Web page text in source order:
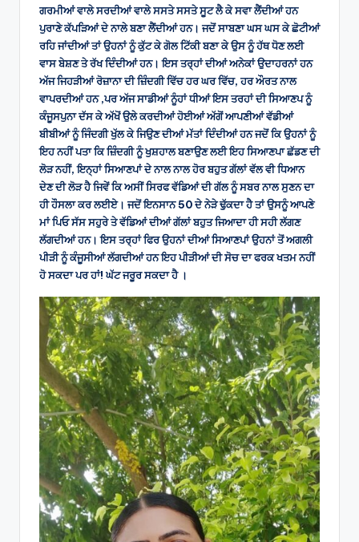
ਗਰਮੀਆਂ ਵਾਲੇ ਸਰਦੀਆਂ ਵਾਲੇ ਸਸਤੇ ਸਸਤੇ ਸੂਟ ਲੈ ਕੇ ਸਵਾ ਲੈਂਦੀਆਂ ਹਨ
ਪੁਰਾਣੇ ਕੱਪੜਿਆਂ ਦੇ ਨਾਲੇ ਬਣਾ ਲੈਂਦੀਆਂ ਹਨ। ਜਦੋਂ ਸਾਬਣਾ ਘਸ ਘਸ ਕੇ ਛੋਟੀਆਂ
ਰਹਿ ਜਾਂਦੀਆਂ ਤਾਂ ਉਹਨਾਂ ਨੂੰ ਕੁੱਟ ਕੇ ਗੋਲ ਟਿੱਕੀ ਬਣਾ ਕੇ ਉਸ ਨੂੰ ਹੱਥ ਧੋਣ ਲਈ
ਵਾਸ ਬੇਸ਼ਣ ਤੇ ਰੱਖ ਦਿੰਦੀਆਂ ਹਨ। ਇਸ ਤਰ੍ਹਾਂ ਦੀਆਂ ਅਨੇਕਾਂ ਉਦਾਹਰਨਾਂ ਹਨ
ਅੱਜ ਜਿਹੜੀਆਂ ਰੋਜ਼ਾਨਾ ਦੀ ਜ਼ਿੰਦਗੀ ਵਿੱਚ ਹਰ ਘਰ ਵਿੱਚ, ਹਰ ਔਰਤ ਨਾਲ
ਵਾਪਰਦੀਆਂ ਹਨ ,ਪਰ ਅੱਜ ਸਾਡੀਆਂ ਨੂੰਹਾਂ ਧੀਆਂ ਇਸ ਤਰਹਾਂ ਦੀ ਸਿਆਣਪ ਨੂੰ
ਕੰਜੂਸਪੁਨਾ ਦੱਸ ਕੇ ਅੱਖੋਂ ਉਲੇ ਕਰਦੀਆਂ ਹੋਈਆਂ ਅੱਗੋਂ ਆਪਣੀਆਂ ਵੱਡੀਆਂ
ਬੀਬੀਆਂ ਨੂੰ ਜਿੰਦਗੀ ਖੁੱਲ ਕੇ ਜਿਉਣ ਦੀਆਂ ਮੱਤਾਂ ਦਿੰਦੀਆਂ ਹਨ ਜਦੋਂ ਕਿ ਉਹਨਾਂ ਨੂੰ
ਇਹ ਨਹੀਂ ਪਤਾ ਕਿ ਜ਼ਿੰਦਗੀ ਨੂੰ ਖੁਸ਼ਹਾਲ ਬਣਾਉਣ ਲਈ ਇਹ ਸਿਆਣਪਾ ਛੱਡਣ ਦੀ
ਲੋੜ ਨਹੀਂ, ਇਨ੍ਹਾਂ ਸਿਆਣਪਾਂ ਦੇ ਨਾਲ ਨਾਲ ਹੋਰ ਬਹੁਤ ਗੱਲਾਂ ਵੱਲ ਵੀ ਧਿਆਨ
ਦੇਣ ਦੀ ਲੋੜ ਹੈ ਜਿਵੇਂ ਕਿ ਅਸੀਂ ਸਿਰਫ ਵੱਡਿਆਂ ਦੀ ਗੱਲ ਨੂੰ ਸਬਰ ਨਾਲ ਸੁਣਨ ਦਾ
ਹੀ ਹੌਸਲਾ ਕਰ ਲਈਏ। ਜਦੋਂ ਇਨਸਾਨ 50 ਦੇ ਨੇੜੇ ਢੁੱਕਦਾ ਹੈ ਤਾਂ ਉਸਨੂੰ ਆਪਣੇ
ਮਾਂ ਪਿਓ ਸੱਸ ਸਹੁਰੇ ਤੇ ਵੱਡਿਆਂ ਦੀਆਂ ਗੱਲਾਂ ਬਹੁਤ ਜਿਆਦਾ ਹੀ ਸਹੀ ਲੱਗਣ
ਲੱਗਦੀਆਂ ਹਨ। ਇਸ ਤਰ੍ਹਾਂ ਫਿਰ ਉਹਨਾਂ ਦੀਆਂ ਸਿਆਣਪਾਂ ਉਹਨਾਂ ਤੋਂ ਅਗਲੀ
ਪੀੜੀ ਨੂੰ ਕੰਜੂਸੀਆਂ ਲੱਗਦੀਆਂ ਹਨ ਇਹ ਪੀੜੀਆਂ ਦੀ ਸੋਚ ਦਾ ਫਰਕ ਖਤਮ ਨਹੀਂ
ਹੋ ਸਕਦਾ ਪਰ ਹਾਂ! ਘੱਟ ਜਰੂਰ ਸਕਦਾ ਹੈ ।